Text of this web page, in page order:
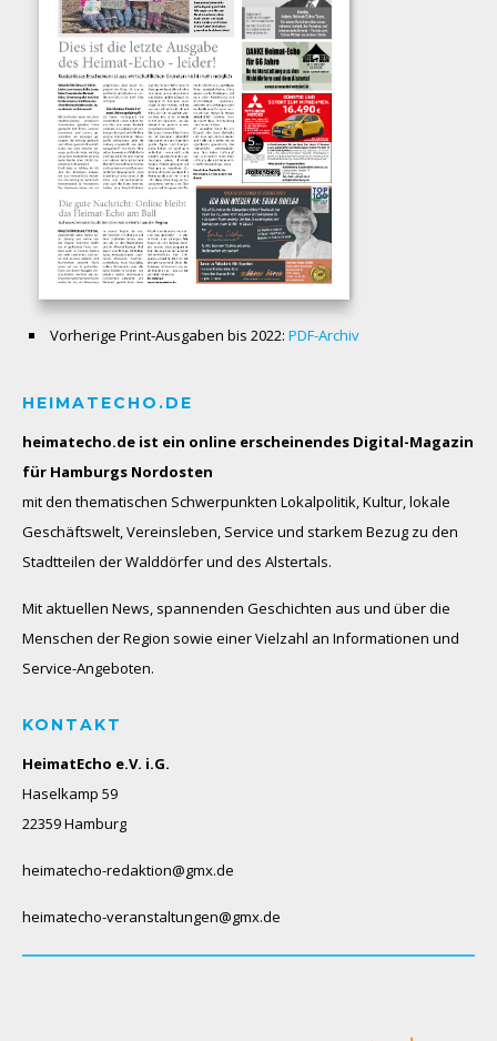
Vorherige Print-Ausgaben bis 2022: PDF-Archiv
HEIMATECHO.DE
heimatecho.de ist ein online erscheinendes Digital-Magazin
für Hamburgs Nordosten
mit den thematischen Schwerpunkten Lokalpolitik, Kultur, lokale
Geschäftswelt, Vereinsleben, Service und starkem Bezug zu den
Stadtteilen der Walddörfer und des Alstertals.
Mit aktuellen News, spannenden Geschichten aus und über die
Menschen der Region sowie einer Vielzahl an Informationen und
Service-Angeboten.
KONTAKT
HeimatEcho e.V. i.G.
Haselkamp 59
22359 Hamburg
heimatecho-redaktion@gmx.de
heimatecho-veranstaltungen@gmx.de